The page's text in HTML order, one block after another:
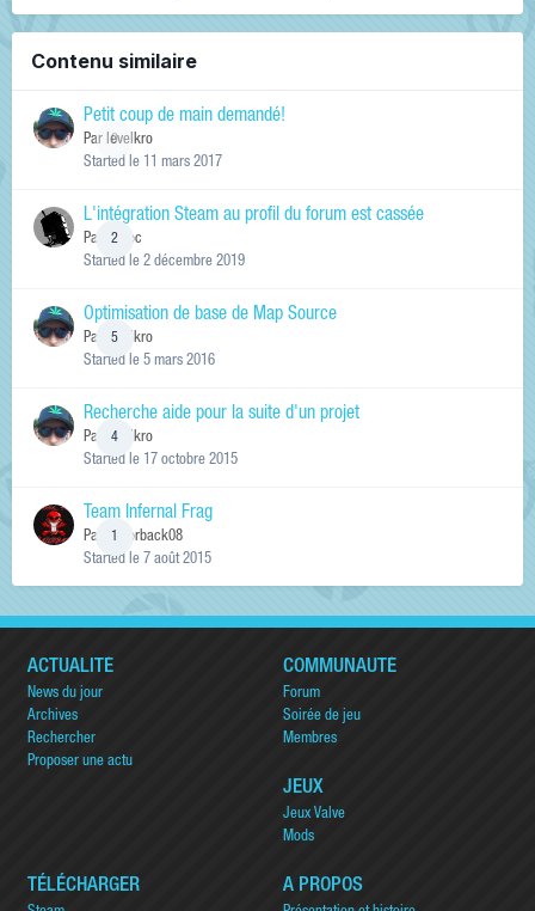
Contenu similaire
0
Petit coup de main demandé!
Par levelkro
Started le 11 mars 2017
2
L'intégration Steam au profil du forum est cassée
Par
DrDoc
Started le 2 décembre 2019
5
Optimisation de base de Map Source
Par
levelkro
Started le 5 mars 2016
4
Recherche aide pour la suite d'un projet
Par
levelkro
Started le 17 octobre 2015
Team Infernal Frag
Par
Razorback08
Started le 7 août 2015
ACTUALITÉ
News du jour
Archives
Rechercher
Proposer une actu
COMMUNAUTÉ
Forum
Soirée de jeu
Membres
JEUX
Jeux Valve
Mods
TÉLÉCHARGER A PROPOS